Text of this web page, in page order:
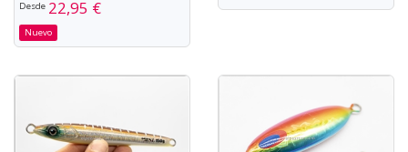
Desde 22,95 €
Nuevo